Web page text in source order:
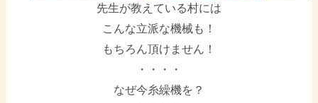
先生が教えている村には
こんな立派な機械も！
もちろん頂けません！
・・・・
なぜ今糸繰機を？